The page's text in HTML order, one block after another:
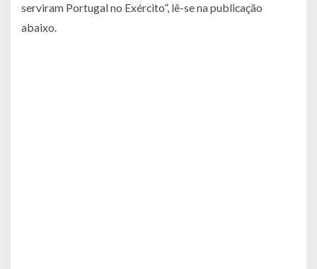
serviram Portugal no Exército”, lê-se na publicação
abaixo.